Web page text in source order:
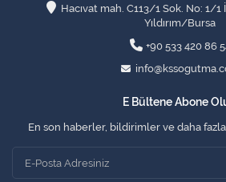
Hacıvat mah. C113/1 Sok. No: 1/1
Yıldırım/Bursa
+90 533 420 86
E Bültene Abone
En son haberler, bildirimler ve daha